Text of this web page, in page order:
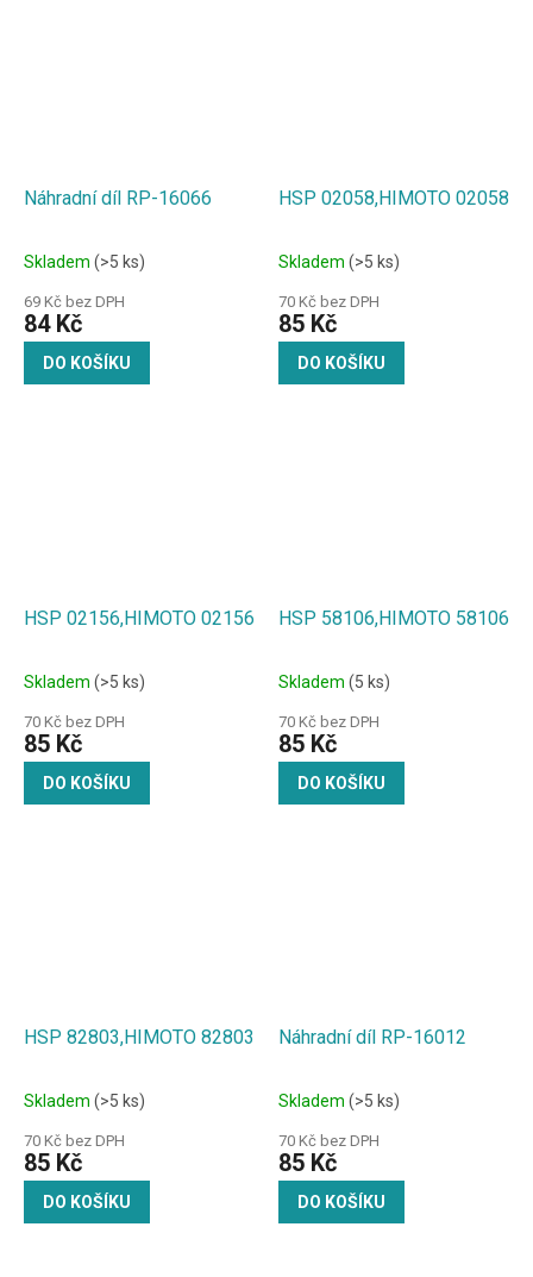
Náhradní díl RP-16066
Skladem (>5 ks)
69 Kč bez DPH
84 Kč
DO KOŠÍKU
HSP 02058,HIMOTO 02058
Skladem (>5 ks)
70 Kč bez DPH
85 Kč
DO KOŠÍKU
HSP 02156,HIMOTO 02156
Skladem (>5 ks)
70 Kč bez DPH
85 Kč
DO KOŠÍKU
HSP 58106,HIMOTO 58106
Skladem (5 ks)
70 Kč bez DPH
85 Kč
DO KOŠÍKU
HSP 82803,HIMOTO 82803
Skladem (>5 ks)
70 Kč bez DPH
85 Kč
DO KOŠÍKU
Náhradní díl RP-16012
Skladem (>5 ks)
70 Kč bez DPH
85 Kč
DO KOŠÍKU